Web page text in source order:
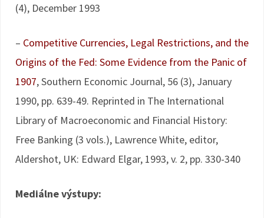
(4), December 1993
– Competitive Currencies, Legal Restrictions, and the
Origins of the Fed: Some Evidence from the Panic of
1907, Southern Economic Journal, 56 (3), January
1990, pp. 639-49. Reprinted in The International
Library of Macroeconomic and Financial History:
Free Banking (3 vols.), Lawrence White, editor,
Aldershot, UK: Edward Elgar, 1993, v. 2, pp. 330-340
Mediálne výstupy: